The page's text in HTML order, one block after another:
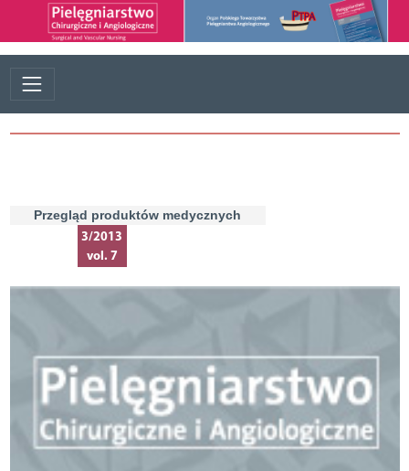
Przegląd produktów medycznych
3/2013
vol. 7